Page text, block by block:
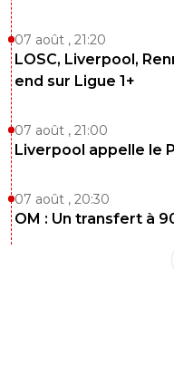
07 août , 21:20
LOSC, Liverpool,
end sur Ligue 1+
07 août , 21:00
Liverpool appelle le
07 août , 20:30
OM : Un transfert à